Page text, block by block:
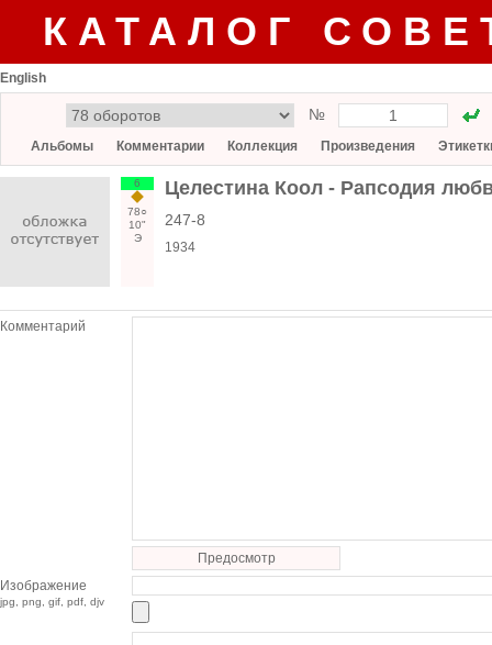
КАТАЛОГ
English
№
Альбомы Комментарии Коллекция Произведения
6
78○
10"
Э
Целестина Коол - Рапсодия
247-8
1934
Комментарий
Предосмотр
Изображение
jpg, png, gif, pdf, djv